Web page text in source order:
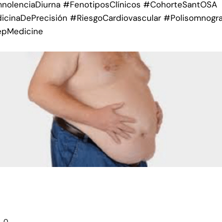
#FenotiposClínicos #CohorteSantOSA
#RiesgoCardiovascular